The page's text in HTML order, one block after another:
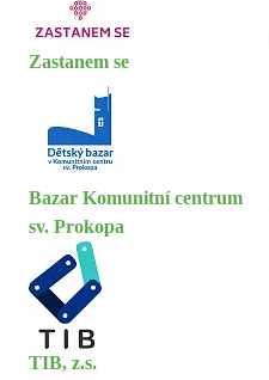
Zastanem se
Bazar Komunitní centrum
sv. Prokopa
TIB, z.s.